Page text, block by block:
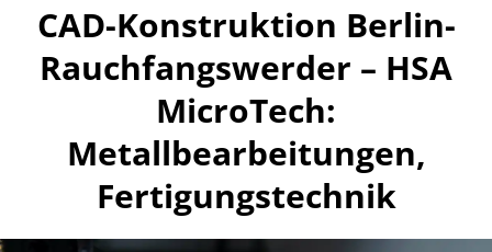
CAD-Konstruktion Berlin-
Rauchfangswerder – HSA
MicroTech:
Metallbearbeitungen,
Fertigungstechnik